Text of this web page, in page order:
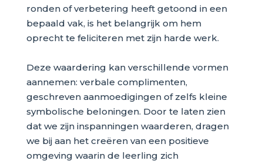
ronden of verbetering heeft getoond in een
bepaald vak, is het belangrijk om hem
oprecht te feliciteren met zijn harde werk.
Deze waardering kan verschillende vormen
aannemen: verbale complimenten,
geschreven aanmoedigingen of zelfs kleine
symbolische beloningen. Door te laten zien
dat we zijn inspanningen waarderen, dragen
we bij aan het creëren van een positieve
omgeving waarin de leerling zich